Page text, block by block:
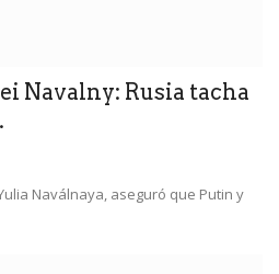
Navalny: Rusia tacha
Naválnaya, aseguró que Putin y